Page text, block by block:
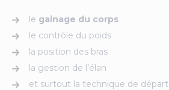
le gainage du corps
le contrôle du poids
la position des bras
la gestion de l’élan
et surtout la technique de départ